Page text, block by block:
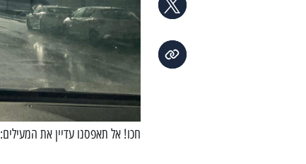
חכו! אל תאפסנו עדיין את המעילים: